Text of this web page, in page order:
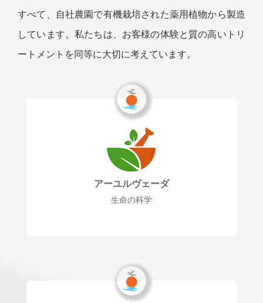
すべて、自社農園で有機栽培された薬用植物から製造
しています。私たちは、お客様の体験と質の高いトリ
ートメントを同等に大切に考えています。
アーユルヴェーダ
生命の科学